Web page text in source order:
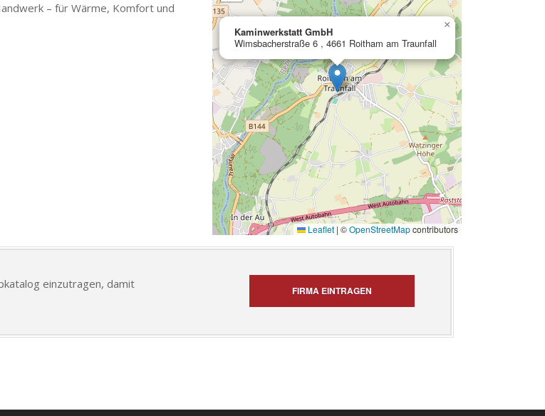
– für Wärme, Komfort und
Kaminwerkstatt GmbH
Wimsbacherstraße 6 , 4661 Roitham am Traunfall
×
Leaflet | ©OpenStreetMapcontributors
einzutragen, damit
FIRMA EINTRAGEN